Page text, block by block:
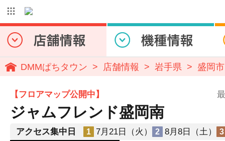
DMMぱちタウン 店舗情報 岩手県 盛岡市
【フロアマップ公開中】
ジャムフレンド盛岡南
アクセス集中日 1 7月21日（火） 2 8月8日（土） 3